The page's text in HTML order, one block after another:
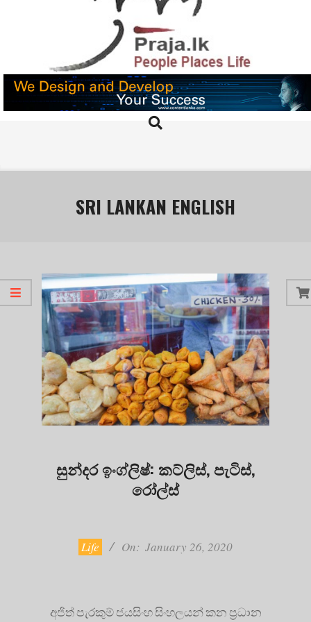
PRAJA.LK
Search
SRI LANKAN ENGLISH
සුන්දර ඉංග්ලිෂ්: කට්ලිස්, පැටිස්,
රෝල්ස්
Life On: January 26, 2020
අජිත් පැරකුම් ජයසිංහ සිංහලයන් කන ප්‍රධාන